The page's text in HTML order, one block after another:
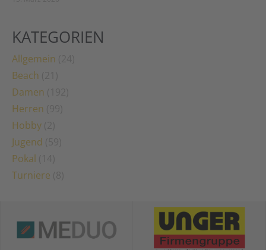
KATEGORIEN
Allgemein
Beach
Damen
Herren
Hobby
Jugend
Pokal
Turniere